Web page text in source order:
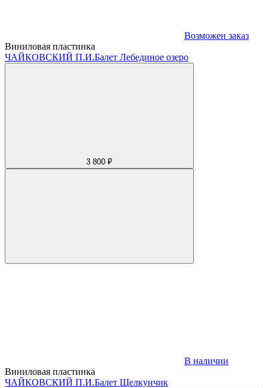
Возможен заказ
Виниловая пластинка
ЧАЙКОВСКИЙ П.И.Балет Лебединое озеро
3 800 ₽
В наличии
Виниловая пластинка
ЧАЙКОВСКИЙ П.И.Балет Щелкунчик